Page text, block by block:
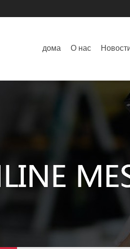
дома О нас